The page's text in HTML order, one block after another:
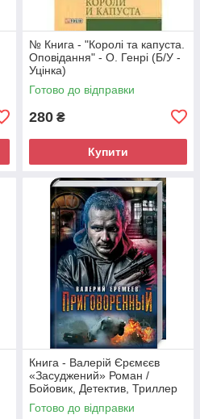
№ Книга - "Королі та капуста.
Оповідання" - О. Генрі (Б/У -
Уцінка)
Готово до відправки
280 ₴
Купити
Книга - Валерій Єрємєєв
«Засуджений» Роман /
Бойовик, Детектив, Триллер
(Б/У - Уцінка)
Готово до відправки